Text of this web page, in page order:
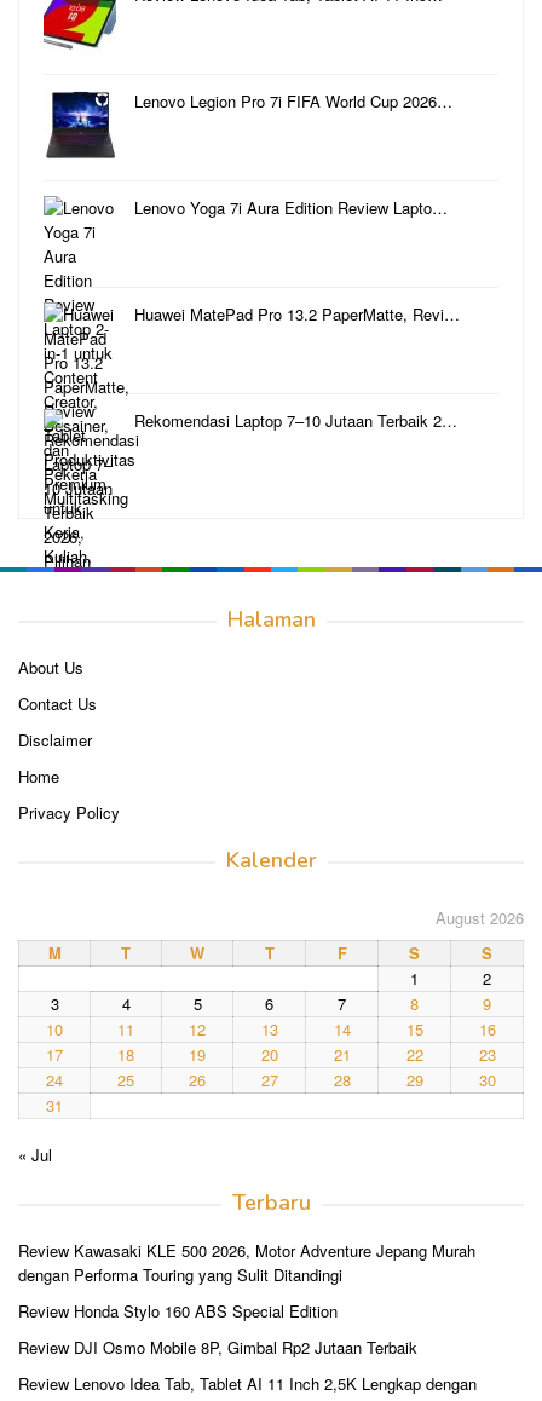
Lenovo Legion Pro 7i FIFA World Cup 2026…
Lenovo Yoga 7i Aura Edition Review Lapto…
Huawei MatePad Pro 13.2 PaperMatte, Revi…
Rekomendasi Laptop 7–10 Jutaan Terbaik 2…
Halaman
About Us
Contact Us
Disclaimer
Home
Privacy Policy
Kalender
August 2026
M
T W T F S
S
1
2
3
4 5 6 7 8
9
10
11 12 13 14 15
16
17
18 19 20 21 22
23
24
25 26 27 28 29
30
31
« Jul
Terbaru
Review Kawasaki KLE 500 2026, Motor Adventure Jepang Murah
dengan Performa Touring yang Sulit Ditandingi
Review Honda Stylo 160 ABS Special Edition
Review DJI Osmo Mobile 8P, Gimbal Rp2 Jutaan Terbaik
Review Lenovo Idea Tab, Tablet AI 11 Inch 2,5K Lengkap dengan